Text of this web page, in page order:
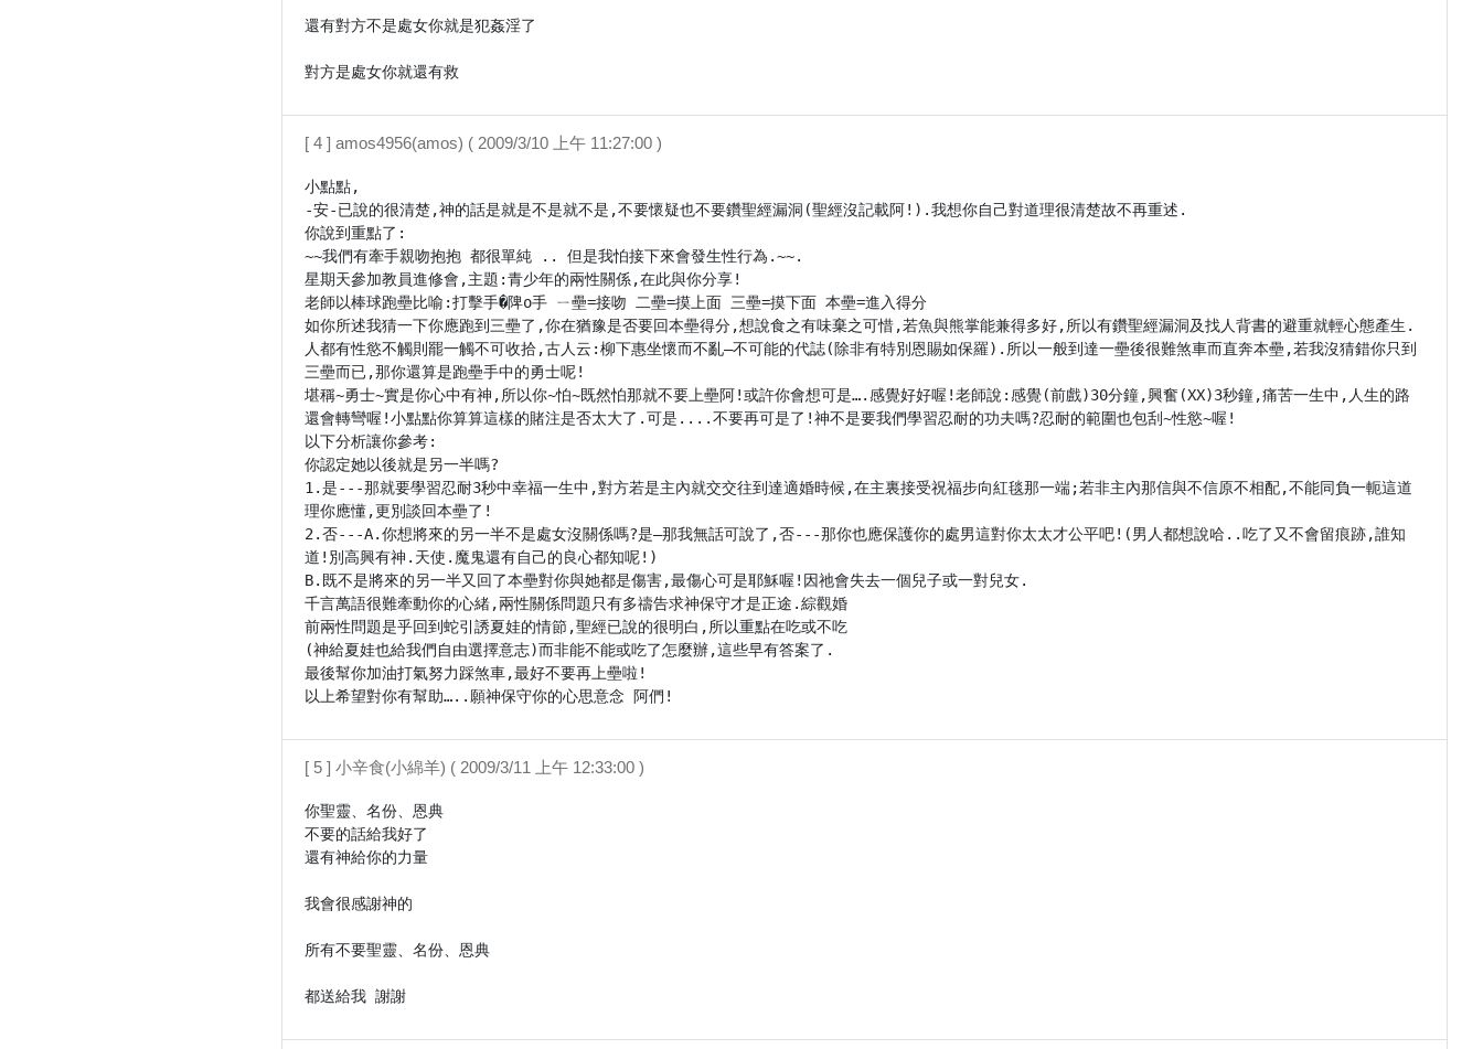
還有對方不是處女你就是犯姦淫了
對方是處女你就還有救
[ 4 ] amos4956(amos) ( 2009/3/10 上午 11:27:00 )
小點點,
-安-已說的很清楚,神的話是就是不是就不是,不要懷疑也不要鑽聖經漏洞(聖經沒記載阿!).我想你自己對道理很清楚故不再重述.
你說到重點了:
~~我們有牽手親吻抱抱 都很單純 .. 但是我怕接下來會發生性行為.~~.
星期天參加教員進修會,主題:青少年的兩性關係,在此與你分享!
老師以棒球跑壘比喻:打擊手�陴o手 ㄧ壘=接吻 二壘=摸上面 三壘=摸下面 本壘=進入得分
如你所述我猜一下你應跑到三壘了,你在猶豫是否要回本壘得分,想說食之有味棄之可惜,若魚與熊掌能兼得多好,所以有鑽聖經漏洞及找人背書的避重就輕心態產生.
人都有性慾不觸則罷一觸不可收拾,古人云:柳下惠坐懷而不亂—不可能的代誌(除非有特別恩賜如保羅).所以一般到達一壘後很難煞車而直奔本壘,若我沒猜錯你只到
三壘而已,那你還算是跑壘手中的勇士呢!
堪稱~勇士~實是你心中有神,所以你~怕~既然怕那就不要上壘阿!或許你會想可是….感覺好好喔!老師說:感覺(前戲)30分鐘,興奮(XX)3秒鐘,痛苦一生中,人生的路
還會轉彎喔!小點點你算算這樣的賭注是否太大了.可是....不要再可是了!神不是要我們學習忍耐的功夫嗎?忍耐的範圍也包刮~性慾~喔!
以下分析讓你參考:
你認定她以後就是另一半嗎?
1.是---那就要學習忍耐3秒中幸福一生中,對方若是主內就交交往到達適婚時候,在主裏接受祝福步向紅毯那一端;若非主內那信與不信原不相配,不能同負一軛這道
理你應懂,更別談回本壘了!
2.否---A.你想將來的另一半不是處女沒關係嗎?是—那我無話可說了,否---那你也應保護你的處男這對你太太才公平吧!(男人都想說哈..吃了又不會留痕跡,誰知
道!別高興有神.天使.魔鬼還有自己的良心都知呢!)
B.既不是將來的另一半又回了本壘對你與她都是傷害,最傷心可是耶穌喔!因祂會失去一個兒子或一對兒女.
千言萬語很難牽動你的心緒,兩性關係問題只有多禱告求神保守才是正途.綜觀婚
前兩性問題是乎回到蛇引誘夏娃的情節,聖經已說的很明白,所以重點在吃或不吃
(神給夏娃也給我們自由選擇意志)而非能不能或吃了怎麼辦,這些早有答案了.
最後幫你加油打氣努力踩煞車,最好不要再上壘啦!
[ 5 ] 小辛食(小綿羊) ( 2009/3/11 上午 12:33:00 )
你聖靈、名份、恩典
不要的話給我好了
還有神給你的力量
我會很感謝神的
所有不要聖靈、名份、恩典
都送給我 謝謝